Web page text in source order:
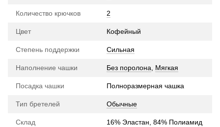
Количество крючков 2
Цвет Кофейный
Степень поддержки Сильная
Наполнение чашки Без поролона Мягкая
Посадка чашки Полноразмерная чашка
Тип бретелей Обычные
Склад 16% Эластан, 84% Полиамид